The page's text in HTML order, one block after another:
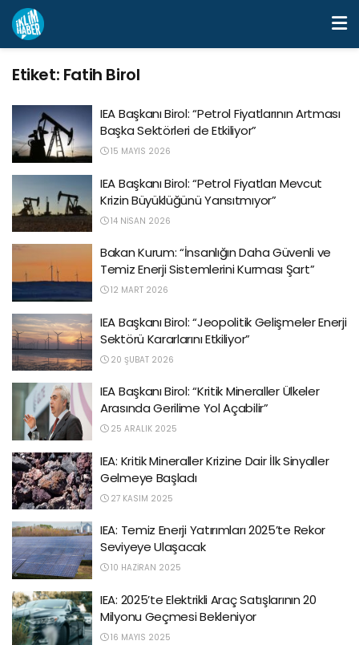
Etiket: Fatih Birol
IEA Başkanı Birol: “Petrol Fiyatlarının Artması
Başka Sektörleri de Etkiliyor”
15 MAYIS 2026
IEA Başkanı Birol: “Petrol Fiyatları Mevcut
Krizin Büyüklüğünü Yansıtmıyor”
14 NISAN 2026
Bakan Kurum: “İnsanlığın Daha Güvenli ve
Temiz Enerji Sistemlerini Kurması Şart”
12 MART 2026
IEA Başkanı Birol: “Jeopolitik Gelişmeler Enerji
Sektörü Kararlarını Etkiliyor”
20 ŞUBAT 2026
IEA Başkanı Birol: “Kritik Mineraller Ülkeler
Arasında Gerilime Yol Açabilir”
25 ARALIK 2025
IEA: Kritik Mineraller Krizine Dair İlk Sinyaller
Gelmeye Başladı
27 KASIM 2025
IEA: Temiz Enerji Yatırımları 2025’te Rekor
Seviyeye Ulaşacak
10 HAZIRAN 2025
IEA: 2025’te Elektrikli Araç Satışlarının 20
Milyonu Geçmesi Bekleniyor
16 MAYIS 2025